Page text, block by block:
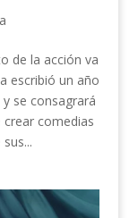
de la acción va
escribió un año
se consagrará
comedias